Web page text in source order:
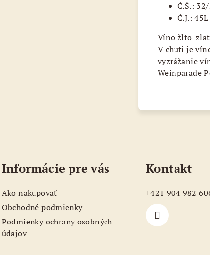
Č.Š.:
Č.J.:
Víno žlto-
V chuti je
vyzrážanie
Weinparade
Informácie pre vás
Ako nakupovať
Obchodné podmienky
Podmienky ochrany osobných
údajov
Kontakt
+421 904 982